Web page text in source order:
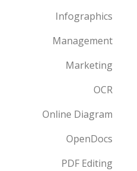
Infographics
Management
Marketing
OCR
Online Diagram
OpenDocs
PDF Editing